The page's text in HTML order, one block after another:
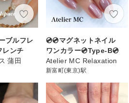
ブルフレ
レンチ
蒲田
💿💿マグネットネイル
ワンカラー💿Type-B💿
Atelier MC Relaxation
新富町(東京)駅